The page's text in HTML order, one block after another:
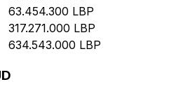
63.454.300 LBP
317.271.000 LBP
634.543.000 LBP